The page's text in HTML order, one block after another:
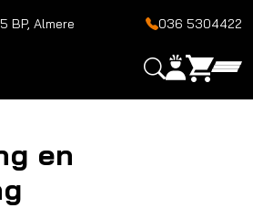
BP, Almere 036 5304422
en